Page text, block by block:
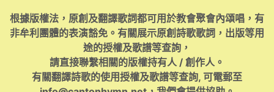
根據版權法，原創及翻譯歌詞都可用於教會聚會內頌唱，有
非牟利團體的表演豁免。有關展示原創詩歌歌詞，出版等用
途的授權及歌譜等查詢，
請直接聯繫相關的版權持有人 / 創作人。
有關翻譯詩歌的使用授權及歌譜等查詢, 可電郵至